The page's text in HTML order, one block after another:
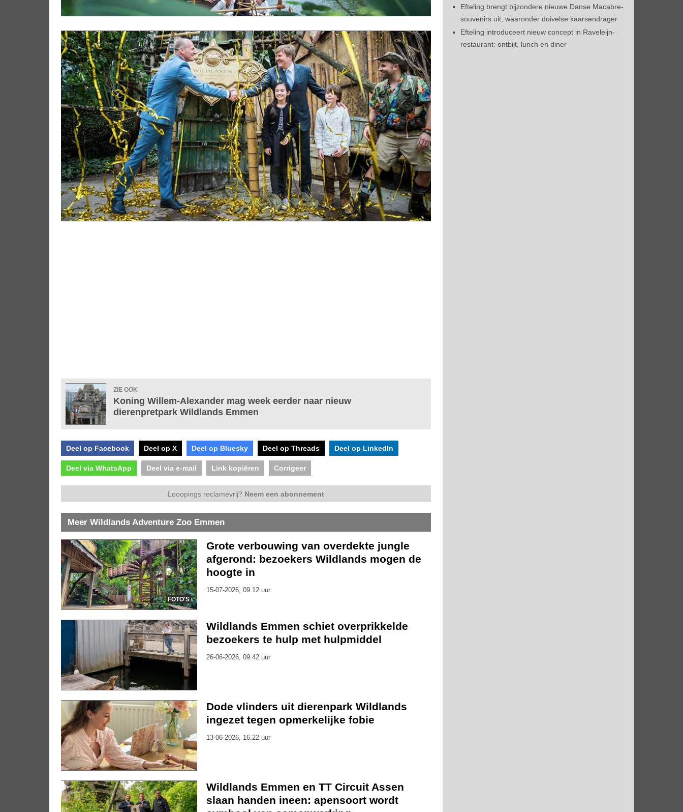
ZIE OOK
Koning Willem-Alexander mag week eerder naar nieuw
dierenpretpark Wildlands Emmen
Deel op Facebook Deel op X Deel op Bluesky Deel op Threads Deel op LinkedIn
Deel via WhatsApp Deel via e-mail Link kopiëren Corrigeer
Looopings reclamevrij? Neem een abonnement
Meer Wildlands Adventure Zoo Emmen
FOTO'S
Grote verbouwing van overdekte jungle
afgerond: bezoekers Wildlands mogen de
hoogte in
15-07-2026, 09.12 uur
Wildlands Emmen schiet overprikkelde
bezoekers te hulp met hulpmiddel
26-06-2026, 09.42 uur
Dode vlinders uit dierenpark Wildlands
ingezet tegen opmerkelijke fobie
13-06-2026, 16.22 uur
Wildlands Emmen en TT Circuit Assen
slaan handen ineen: apensoort wordt
Efteling brengt bijzondere nieuwe Danse Macabre-
souvenirs uit, waaronder duivelse kaarsendrager
Efteling introduceert nieuw concept in Raveleijn-
restaurant: ontbijt, lunch en diner